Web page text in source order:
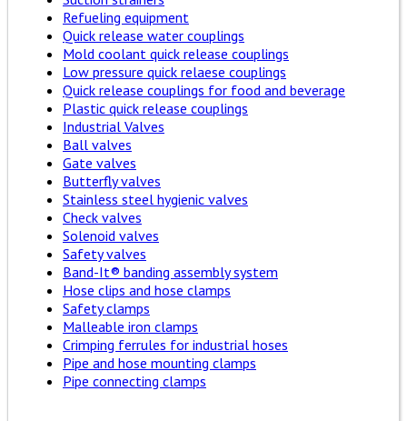
Refueling equipment
Quick release water couplings
Mold coolant quick release couplings
Low pressure quick relaese couplings
Quick release couplings for food and beverage
Plastic quick release couplings
Industrial Valves
Ball valves
Gate valves
Butterfly valves
Stainless steel hygienic valves
Check valves
Solenoid valves
Safety valves
Band-It® banding assembly system
Hose clips and hose clamps
Safety clamps
Malleable iron clamps
Crimping ferrules for industrial hoses
Pipe and hose mounting clamps
Pipe connecting clamps